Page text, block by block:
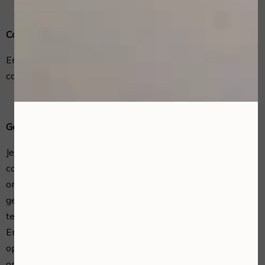
Cookies, of vergelijkbare technieken, die wij gebruiken
EmWee Home & Mobile Beauty Care gebruikt geen
cookies of vergelijkbare technieken.
Gegevens inzien, aanpassen of verwijderen
Je hebt het recht om je persoonsgegevens in te zien, te
corrigeren of te verwijderen. Daarnaast heb je het recht
om je eventuele toestemming voor de
gegevensverwerking in te trekken of bezwaar te maken
tegen de verwerking van jouw persoonsgegevens door
EmWee Home & Mobile Beauty Care en heb je het recht
op gegevensoverdraagbaarheid. Dat betekent dat je bij